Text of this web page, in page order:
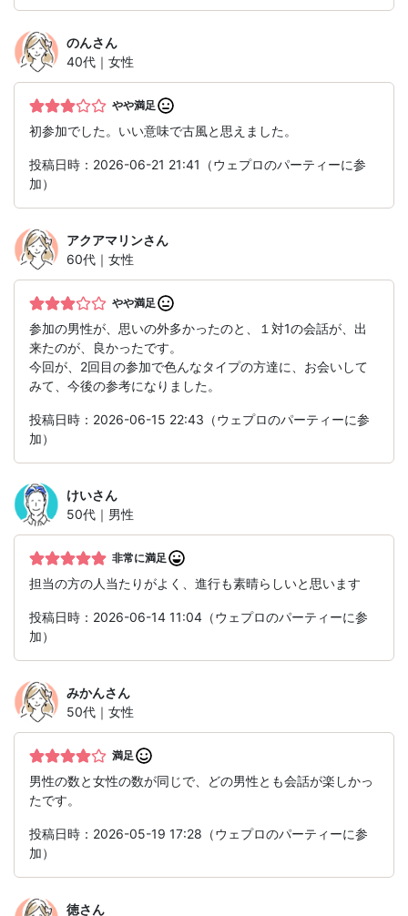
のんさん
40代｜女性
やや満足
初参加でした。いい意味で古風と思えました。
投稿日時：2026-06-21 21:41（ウェプロのパーティーに参
加）
アクアマリンさん
60代｜女性
やや満足
参加の男性が、思いの外多かったのと、１対1の会話が、出
来たのが、良かったです。
今回が、2回目の参加で色んなタイプの方達に、お会いして
みて、今後の参考になりました。
投稿日時：2026-06-15 22:43（ウェプロのパーティーに参
加）
けいさん
50代｜男性
非常に満足
担当の方の人当たりがよく、進行も素晴らしいと思います
投稿日時：2026-06-14 11:04（ウェプロのパーティーに参
加）
みかんさん
50代｜女性
満足
男性の数と女性の数が同じで、どの男性とも会話が楽しかっ
たです。
投稿日時：2026-05-19 17:28（ウェプロのパーティーに参
加）
徳さん